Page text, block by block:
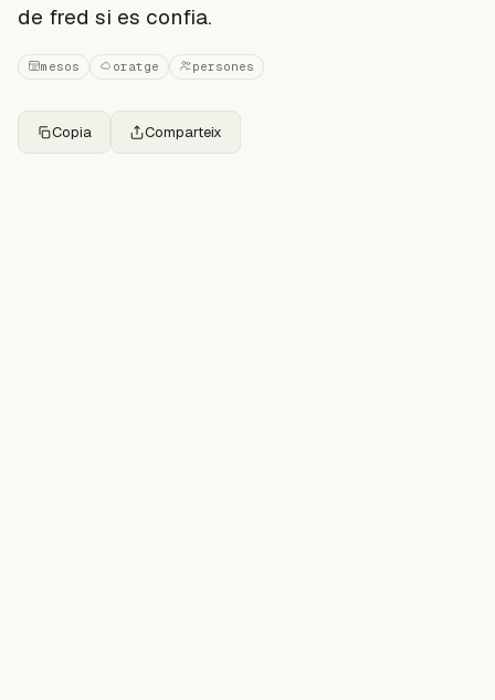
de fred si es confia.
mesos oratge persones
Copia Comparteix